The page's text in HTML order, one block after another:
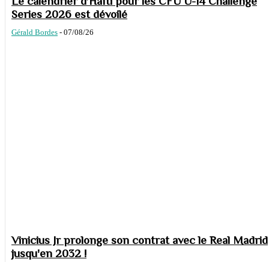
Series 2026 est dévoilé
Gérald Bordes - 07/08/26
Vinicius Jr prolonge son contrat avec le Real Madrid
jusqu'en 2032 !